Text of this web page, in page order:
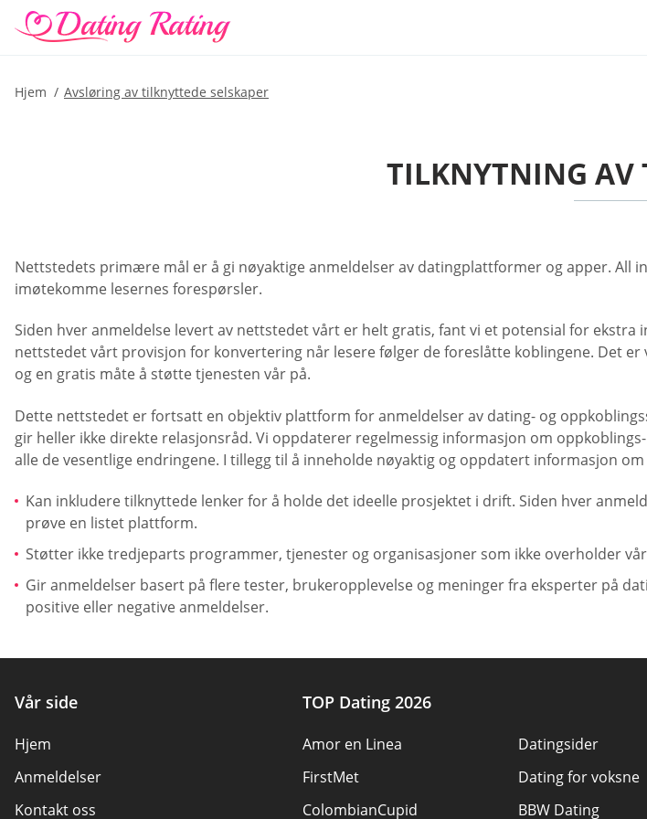
Hjem Avsløring av tilknyttede selskaper
TILKNYTNING AV
Nettstedets primære mål er å gi nøyaktige anmeldelser av datingplattformer og apper.
imøtekomme lesernes forespørsler.
Siden hver anmeldelse levert av nettstedet vårt er helt gratis, fant vi et potensial for
nettstedet vårt provisjon for konvertering når lesere følger de foreslåtte koblingene. Det
og en gratis måte å støtte tjenesten vår på.
Dette nettstedet er fortsatt en objektiv plattform for anmeldelser av dating- og
gir heller ikke direkte relasjonsråd. Vi oppdaterer regelmessig informasjon om
alle de vesentlige endringene. I tillegg til å inneholde nøyaktig og oppdatert informasjon
Kan inkludere tilknyttede lenker for å holde det ideelle prosjektet i drift. Siden hver
prøve en listet plattform.
Støtter ikke tredjeparts programmer, tjenester og organisasjoner som ikke overholder
Gir anmeldelser basert på flere tester, brukeropplevelse og meninger fra eksperter på
positive eller negative anmeldelser.
Vår side
Hjem
Anmeldelser
Kontakt oss
TOP Dating 2026
Amor en Linea
Datingsider
FirstMet
Dating for voksne
ColombianCupid
BBW Dating